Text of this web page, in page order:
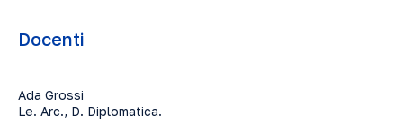
Docenti
Ada Grossi
Le. Arc., D. Diplomatica.